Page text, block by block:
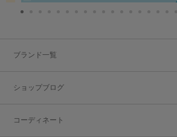
ブランド一覧
ショップブログ
コーディネート